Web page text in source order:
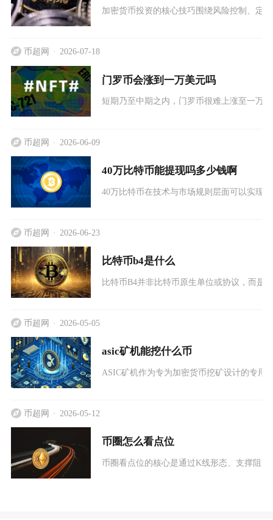
加密货币投资的核心技巧围绕风险控制、定
币超网 2026-07-18
门罗币会涨到一万美元吗
短期乃至中期之内，门罗币很难上涨至一万
币超网 2026-06-09
40万比特币能提现吗多少钱啊
40万比特币在技术与市场规则层面可以实现
币超网 2026-06-23
比特币b4是什么
比特币B4并非比特币原生单位或协议，而是
币超网 2026-05-05
asic矿机能挖什么币
ASIC矿机作为专为加密货币挖矿设计的专用
币超网 2026-05-12
币圈怎么看点位
币圈看点位的核心是通过K线形态、支撑阻